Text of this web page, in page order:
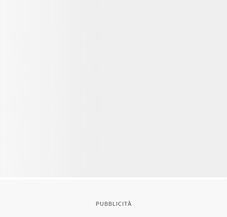
PUBBLICITÀ